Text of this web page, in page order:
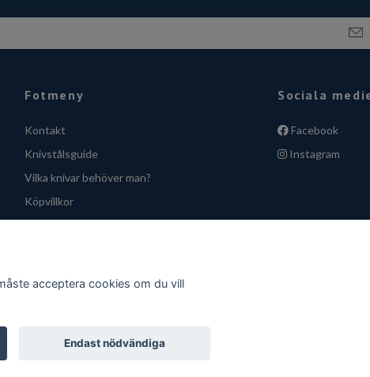
Fotmeny
Kontakt
Knivstålsguide
Vilka knivar behöver man?
Köpvillkor
Sociala
Facebook
Instagram
acceptera cookies om du vill
Endast nödvändiga